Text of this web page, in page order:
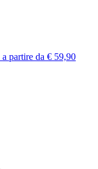
a partire da € 59,90